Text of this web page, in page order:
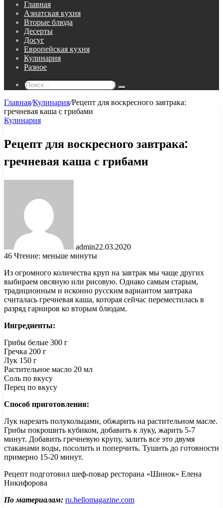
Главная
Азиатская кухня
Вторые блюда
Десерты
Досуг
Европейская кухня
Кулинария
Разное
Поиск...
Главная/Кулинария/Рецепт для воскресного завтрака:
гречневая каша с грибами
Кулинария
Рецепт для воскресного завтрака:
гречневая каша с грибами
admin22.03.2020
46 Чтение: меньше минуты
Из огромного количества круп на завтрак мы чаще других
выбираем овсяную или рисовую. Однако самым старым,
традиционным и исконно русским вариантом завтрака
считалась гречневая каша, которая сейчас переместилась в
разряд гарниров ко вторым блюдам.
Ингредиенты:
Грибы белые 300 г
Гречка 200 г
Лук 150 г
Растительное масло 20 мл
Соль по вкусу
Перец по вкусу
Способ приготовления:
Лук нарезать полукольцами, обжарить на растительном масле.
Грибы покрошить кубиком, добавить к луку, жарить 5-7
минут. Добавить гречневую крупу, залить все это двумя
стаканами воды, посолить и поперчить. Тушить до готовности
примерно 15-20 минут.
Рецепт подготовил шеф-повар ресторана «Шинок» Елена
Никифорова
По материалам: ru.hellomagazine.com